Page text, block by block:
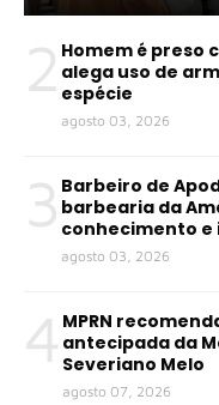
2 Homem é preso
alega uso de
espécie
agosto 03, 2026
3 Barbeiro de
barbearia da
conhecimento e
agosto 03, 2026
4 MPRN
antecipada da
Severiano Melo
agosto 07, 2026